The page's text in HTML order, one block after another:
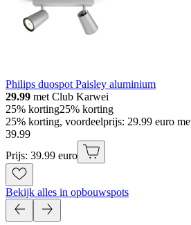
Philips duospot Paisley aluminium
29.99 met Club Karwei
25% korting25% korting
25% korting, voordeelprijs: 29.99 euro
39.99
Prijs: 39.99 euro
Bekijk alles in opbouwspots